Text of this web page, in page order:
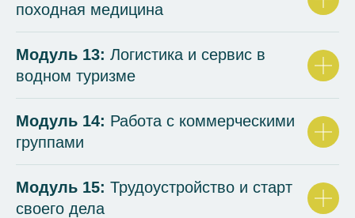
походная медицина
Модуль 13: Логистика и сервис в
водном туризме
Модуль 14: Работа с коммерческими
группами
Модуль 15: Трудоустройство и старт
своего дела